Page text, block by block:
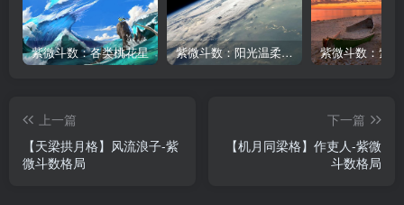
紫微斗数：各类桃花星 紫微斗数：阳光温柔与阴晴不定的日月同宫男
上一篇
【天梁拱月格】风流浪子-紫
微斗数格局
下一篇
【机月同梁格】作吏人-紫微
斗数格局